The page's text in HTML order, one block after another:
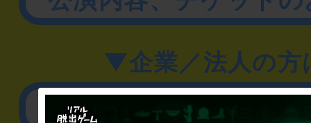
▼企業／法人の方
リアル脱出ゲーム制作